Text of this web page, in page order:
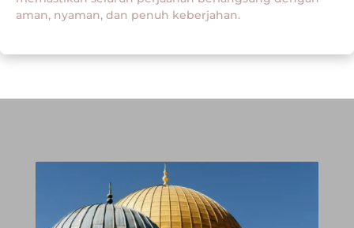
aman, nyaman, dan penuh keberjahan.